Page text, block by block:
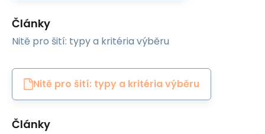
Články
Nitě pro šití: typy a kritéria výběru
Nitě pro šití: typy a kritéria výběru
Články